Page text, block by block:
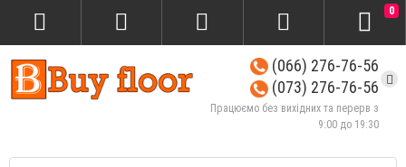
(066) 276-76-56
(073) 276-76-56
Працюємо без вихідних та перерв з
9:00 до 19:30
0